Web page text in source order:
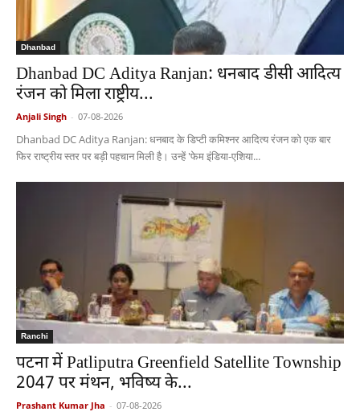
Dhanbad
Dhanbad DC Aditya Ranjan: धनबाद डीसी आदित्य
रंजन को मिला राष्ट्रीय...
Anjali Singh - 07-08-2026
Dhanbad DC Aditya Ranjan: धनबाद के डिप्टी कमिश्नर आदित्य रंजन को एक बार
फिर राष्ट्रीय स्तर पर बड़ी पहचान मिली है। उन्हें 'फेम इंडिया-एशिया...
Ranchi
पटना में Patliputra Greenfield Satellite Township
2047 पर मंथन, भविष्य के...
Prashant Kumar Jha - 07-08-2026